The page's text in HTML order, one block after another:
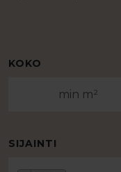
KOKO
SIJAINTI